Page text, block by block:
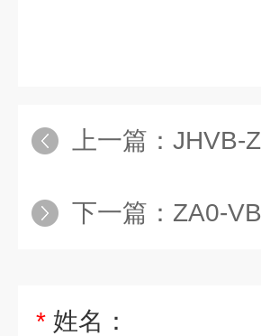
上一篇： JHVB-
下一篇： ZA0-VB-
* 姓名：